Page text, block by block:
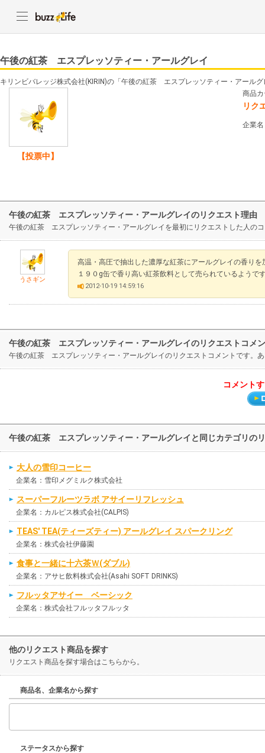
午後の紅茶 エスプレッソティー・アールグレイ
キリンビバレッジ株式会社(KIRIN)の「午後の紅茶 エスプレッソティー・アール
【投票中】
商品
リク
企業
午後の紅茶 エスプレッソティー・アールグレイのリクエスト理由
午後の紅茶 エスプレッソティー・アールグレイを最初にリクエストした人の
うさギン
高温・高圧で抽出した濃厚な紅茶にアールグレイの香りを
１９０g缶で香り高い紅茶飲料として売られているようで
2012-10-19 14:59:16
午後の紅茶 エスプレッソティー・アールグレイのリクエストコメ
午後の紅茶 エスプレッソティー・アールグレイのリクエストコメントです。
コメント
午後の紅茶 エスプレッソティー・アールグレイと同じカテゴリの
大人の雪印コーヒー
企業名：雪印メグミルク株式会社
スーパーフルーツラボ アサイーリフレッシュ
企業名：カルピス株式会社(CALPIS)
TEAS' TEA(ティーズティー) アールグレイ スパークリング
企業名：株式会社伊藤園
食事と一緒に十六茶Ｗ(ダブル)
企業名：アサヒ飲料株式会社(Asahi SOFT DRINKS)
フルッタアサイー ベーシック
企業名：株式会社フルッタフルッタ
他のリクエスト商品を探す
リクエスト商品を探す場合はこちらから。
商品名、企業名から探す
ステータスから探す